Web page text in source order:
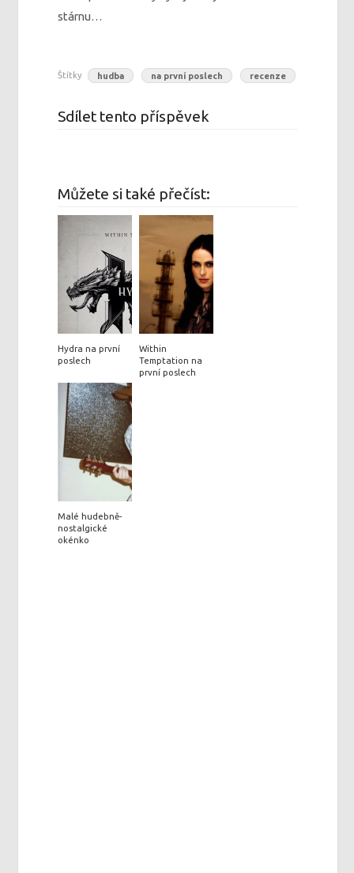
stárnu…
Štítky hudba na první poslech recenze
Sdílet tento příspěvek
Můžete si také přečíst:
Hydra na první
poslech
Within
Temptation na
první poslech
Malé hudebně-
nostalgické
okénko